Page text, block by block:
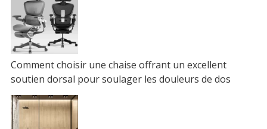
Comment choisir une chaise offrant un excellent
soutien dorsal pour soulager les douleurs de dos